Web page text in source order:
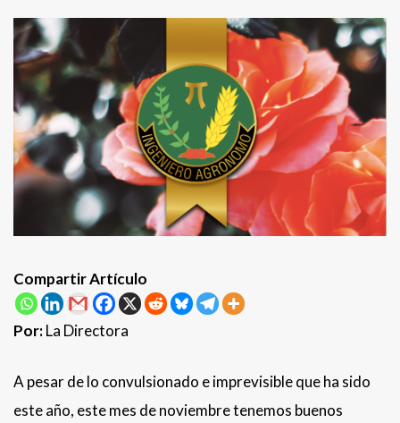
Compartir Artículo
Por:La Directora
A pesar de lo convulsionado e imprevisible que ha sido
este año, este mes de noviembre tenemos buenos